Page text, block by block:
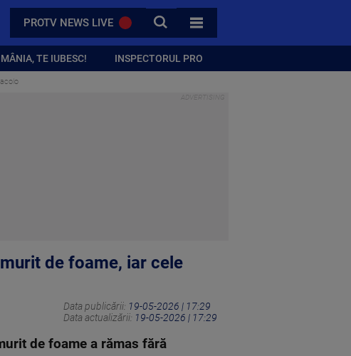
PROTV NEWS LIVE CAUTA
TOATE CATEGORIILE
TE IUBESC! INSPECTORUL PRO
de foame, iar cele
Data publicării: 19-05-2026 | 17:29
Data actualizării: 19-05-2026 | 17:29
de foame a rămas fără